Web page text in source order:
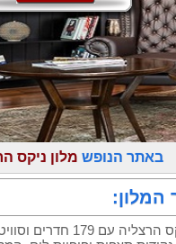
באתר הנופש מלון ניקס
המלון:
מלון ניקס הרצליה